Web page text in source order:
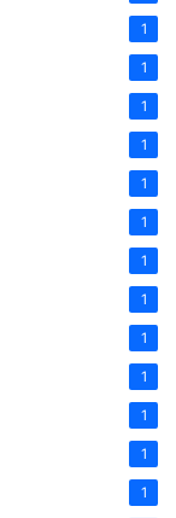
1
1
1
1
1
1
1
1
1
1
1
1
1